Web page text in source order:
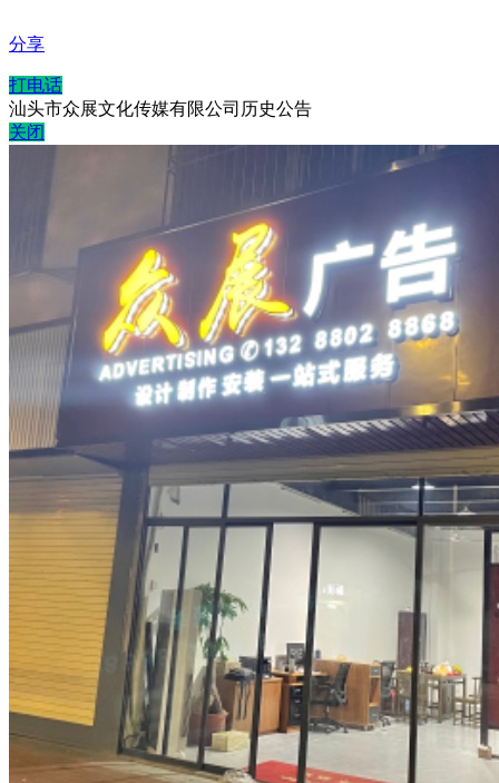
分享
打电话
汕头市众展文化传媒有限公司历史公告
关闭